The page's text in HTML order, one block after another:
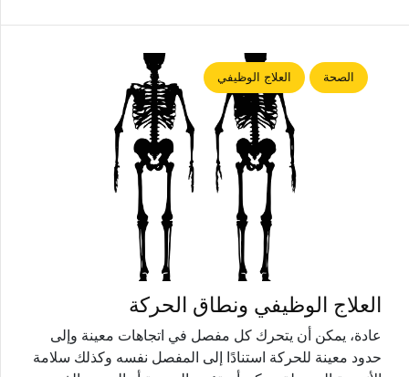
الصحة العلاج الوظيفي
العلاج الوظيفي ونطاق الحركة
عادة، يمكن أن يتحرك كل مفصل في اتجاهات معينة وإلى
حدود معينة للحركة استنادًا إلى المفصل نفسه وكذلك سلامة